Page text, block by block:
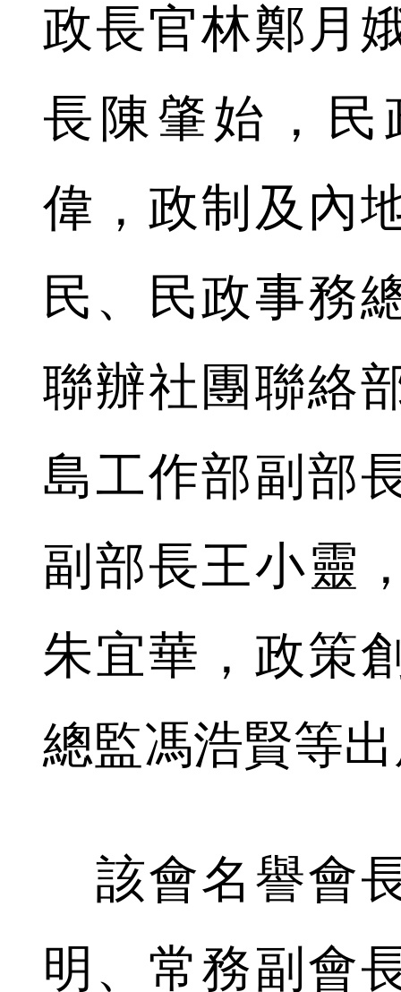
政長官林鄭月
長陳肇始，
偉，政制及內
民、民政事務
聯辦社團聯絡
島工作部副部
副部長王小靈
朱宜華，政策
總監馮浩賢等
該會名譽會
明、常務副會